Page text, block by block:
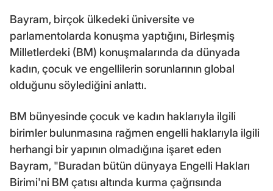
Bayram, birçok ülkedeki üniversite ve
parlamentolarda konuşma yaptığını, Birleşmiş
Milletlerdeki (BM) konuşmalarında da dünyada
kadın, çocuk ve engellilerin sorunlarının global
olduğunu söylediğini anlattı.
BM bünyesinde çocuk ve kadın haklarıyla ilgili
birimler bulunmasına rağmen engelli haklarıyla ilgili
herhangi bir yapının olmadığına işaret eden
Bayram, "Buradan bütün dünyaya Engelli Hakları
Birimi'ni BM çatısı altında kurma çağrısında